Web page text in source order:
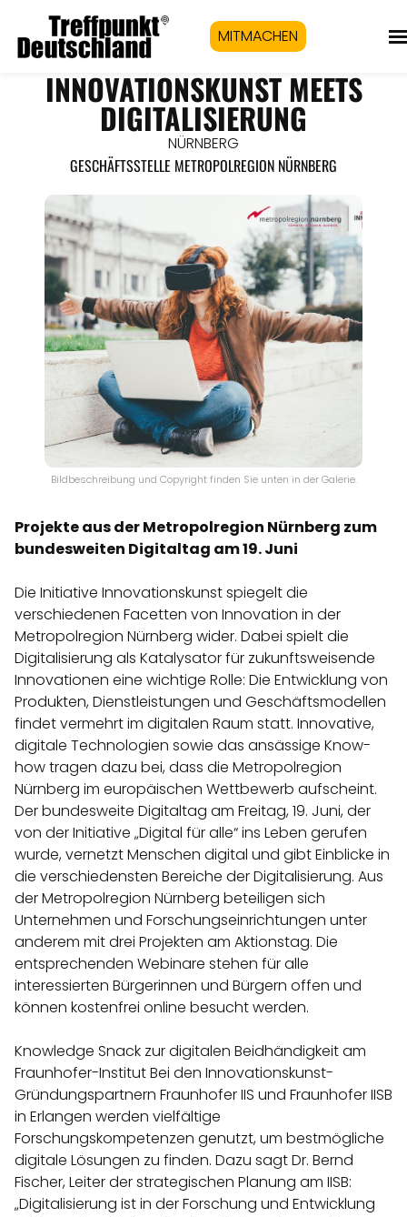
MITMACHEN
INNOVATIONSKUNST MEETS
DIGITALISIERUNG
NÜRNBERG
GESCHÄFTSSTELLE METROPOLREGION NÜRNBERG
Bildbeschreibung und Copyright finden Sie unten in der Galerie.
Projekte aus der Metropolregion Nürnberg zum
bundesweiten Digitaltag am 19. Juni
Die Initiative Innovationskunst spiegelt die
verschiedenen Facetten von Innovation in der
Metropolregion Nürnberg wider. Dabei spielt die
Digitalisierung als Katalysator für zukunftsweisende
Innovationen eine wichtige Rolle: Die Entwicklung von
Produkten, Dienstleistungen und Geschäftsmodellen
findet vermehrt im digitalen Raum statt. Innovative,
digitale Technologien sowie das ansässige Know-
how tragen dazu bei, dass die Metropolregion
Nürnberg im europäischen Wettbewerb aufscheint.
Der bundesweite Digitaltag am Freitag, 19. Juni, der
von der Initiative „Digital für alle“ ins Leben gerufen
wurde, vernetzt Menschen digital und gibt Einblicke in
die verschiedensten Bereiche der Digitalisierung. Aus
der Metropolregion Nürnberg beteiligen sich
Unternehmen und Forschungseinrichtungen unter
anderem mit drei Projekten am Aktionstag. Die
entsprechenden Webinare stehen für alle
interessierten Bürgerinnen und Bürgern offen und
können kostenfrei online besucht werden.
Knowledge Snack zur digitalen Beidhändigkeit am
Fraunhofer-Institut Bei den Innovationskunst-
Gründungspartnern Fraunhofer IIS und Fraunhofer IISB
in Erlangen werden vielfältige
Forschungskompetenzen genutzt, um bestmögliche
digitale Lösungen zu finden. Dazu sagt Dr. Bernd
Fischer, Leiter der strategischen Planung am IISB:
„Digitalisierung ist in der Forschung und Entwicklung